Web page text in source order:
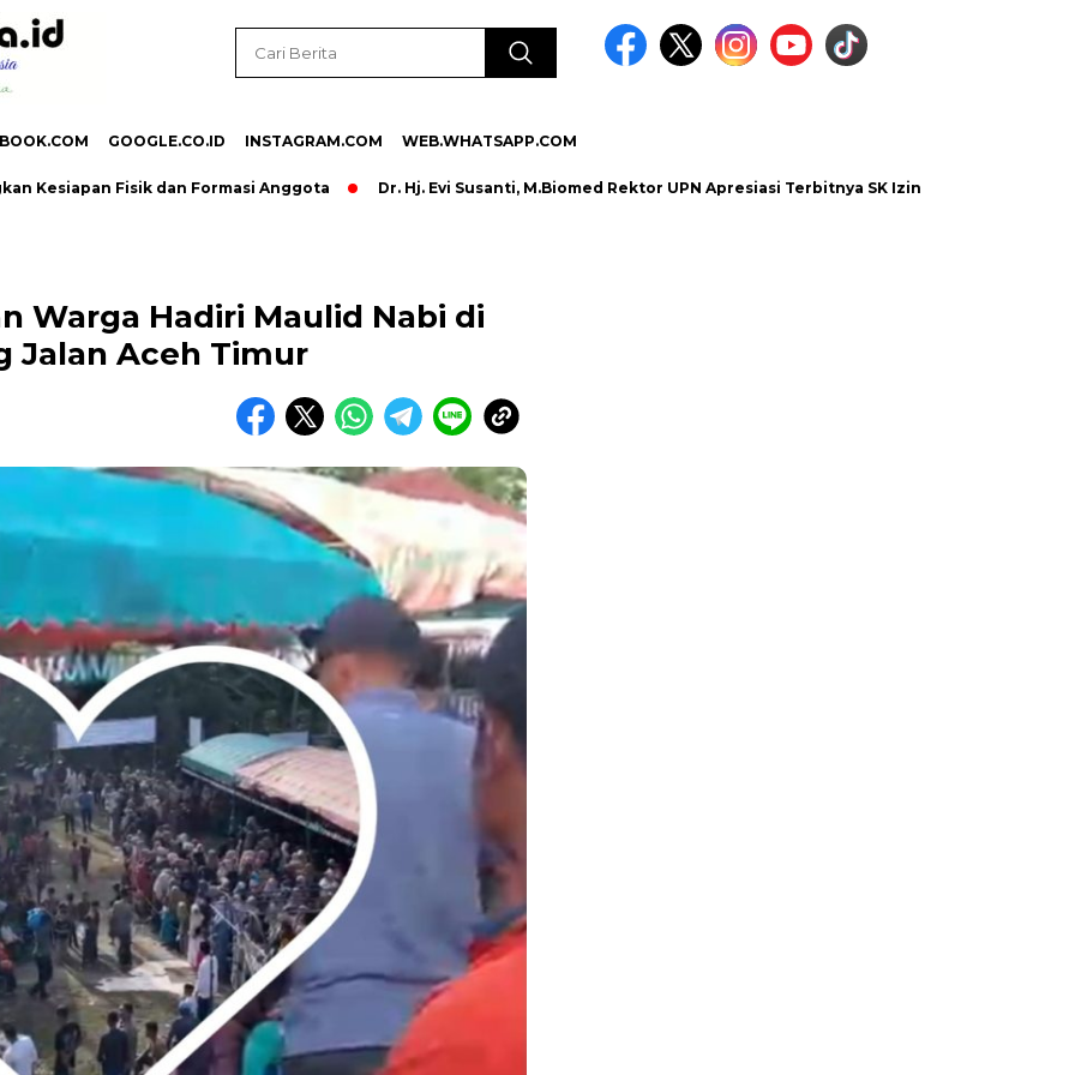
GOOGLE.CO.ID INSTAGRAM.COM WEB.WHATSAPP.COM
Fisik dan Formasi Anggota Dr. Hj. Evi Susanti, M.Biomed Rektor UPN Apresiasi Terbitnya SK Izin Penyelengaraan S2
Warga Hadiri Maulid Nabi di
Jalan Aceh Timur
gambar 480px x 600px